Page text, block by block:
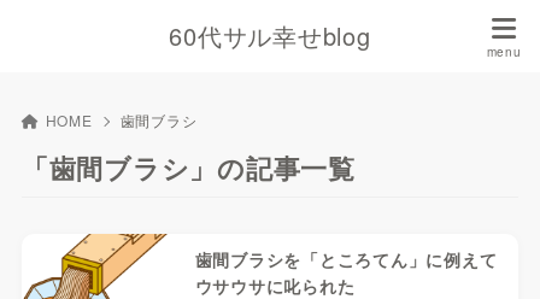
60代サル幸せblog
HOME 歯間ブラシ
「歯間ブラシ」の記事一覧
歯間ブラシを「ところてん」に例えて
ウサウサに叱られた